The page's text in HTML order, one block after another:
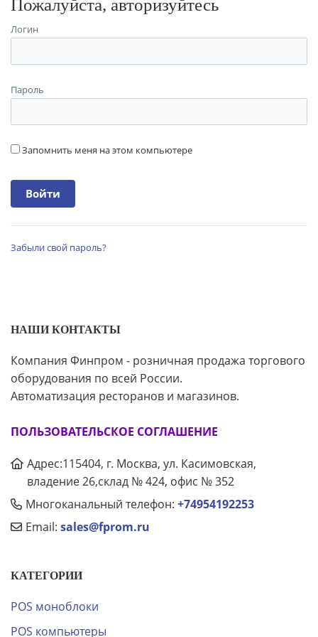
Пожалуйста, авторизуйтесь
Логин
Пароль
Запомнить меня на этом компьютере
Забыли свой пароль?
НАШИ КОНТАКТЫ
Компания Финпром - розничная продажа торгового
оборудования по всей России.
Автоматизация ресторанов и магазинов.
ПОЛЬЗОВАТЕЛЬСКОЕ СОГЛАШЕНИЕ
Адрес:115404, г. Москва, ул. Касимовская,
владение 26,склад № 424, офис № 352
Многоканальный телефон: +74954192253
Email: sales@fprom.ru
КАТЕГОРИИ
POS моноблоки
POS компьютеры